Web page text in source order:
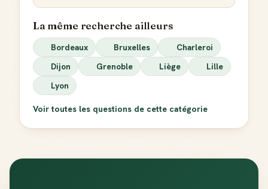
La même recherche ailleurs
Bordeaux Bruxelles
Charleroi
Dijon
Grenoble Liège
Lille
Lyon
Voir toutes les questions de cette catégorie